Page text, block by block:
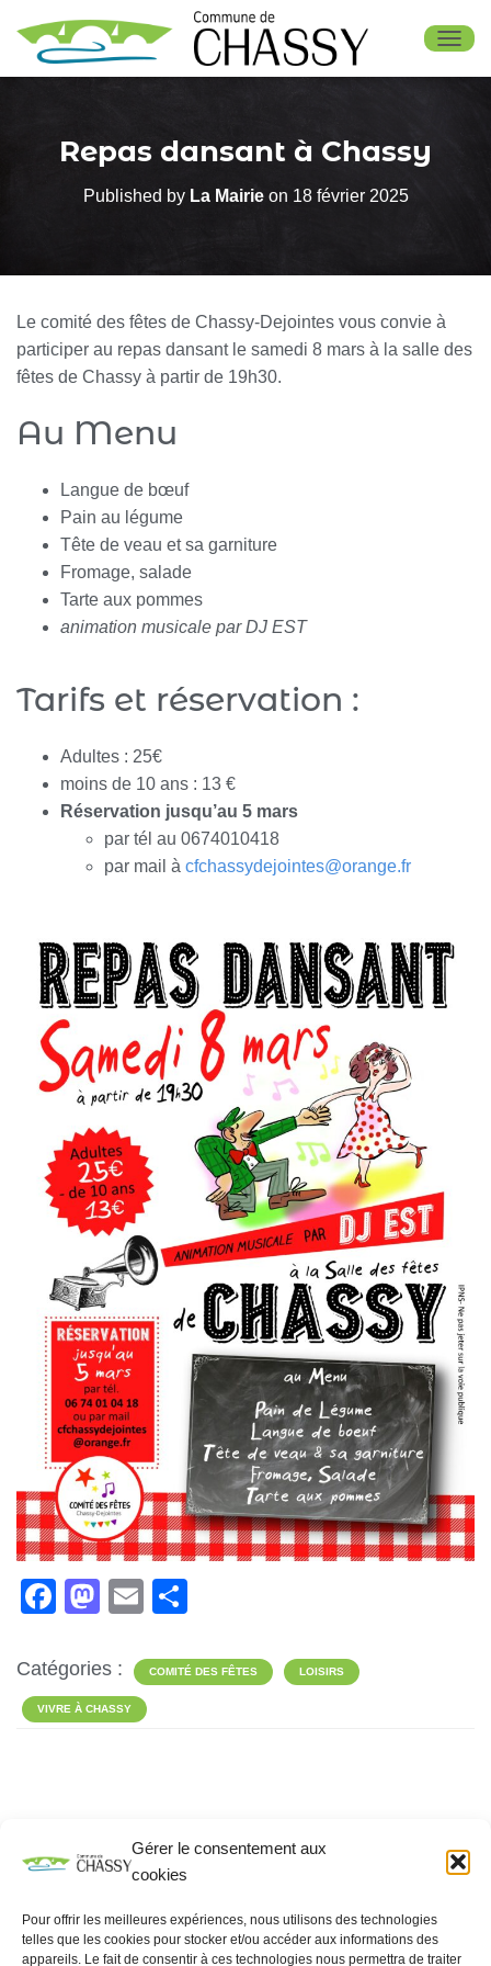
Gérer le consentement aux
cookies
Pour offrir les meilleures expériences, nous utilisons des technologies
telles que les cookies pour stocker et/ou accéder aux informations des
appareils. Le fait de consentir à ces technologies nous permettra de traiter
Repas dansant à Chassy
Published by La Mairieon 18 février 2025
Le comité des fêtes de Chassy-Dejointes vous convie à
participer au repas dansant le samedi 8 mars à la salle des
fêtes de Chassy à partir de 19h30.
Au Menu
Langue de bœuf
Pain au légume
Tête de veau et sa garniture
Fromage, salade
Tarte aux pommes
animation musicale par DJ EST
Tarifs et réservation :
Adultes : 25€
moins de 10 ans : 13 €
Réservation jusqu’au 5 mars
par tél au 0674010418
par mail à cfchassydejointes@orange.fr
F
c
e
M
st
o
E
ail ta
Catégories : COMITÉ DES FÊTES LOISIRS
VIVRE À CHASSY
Rechercher